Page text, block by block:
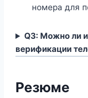
номера для
Q3: Можно ли
верификации
Резюме